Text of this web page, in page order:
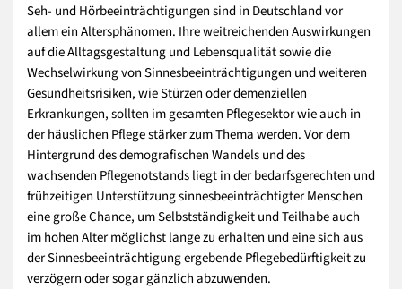
Seh- und Hörbeeinträchtigungen sind in Deutschland vor
allem ein Altersphänomen. Ihre weitreichenden Auswirkungen
auf die Alltagsgestaltung und Lebensqualität sowie die
Wechselwirkung von Sinnesbeeinträchtigungen und weiteren
Gesundheitsrisiken, wie Stürzen oder demenziellen
Erkrankungen, sollten im gesamten Pflegesektor wie auch in
der häuslichen Pflege stärker zum Thema werden. Vor dem
Hintergrund des demografischen Wandels und des
wachsenden Pflegenotstands liegt in der bedarfsgerechten und
frühzeitigen Unterstützung sinnesbeeinträchtigter Menschen
eine große Chance, um Selbstständigkeit und Teilhabe auch
im hohen Alter möglichst lange zu erhalten und eine sich aus
der Sinnesbeeinträchtigung ergebende Pflegebedürftigkeit zu
verzögern oder sogar gänzlich abzuwenden.